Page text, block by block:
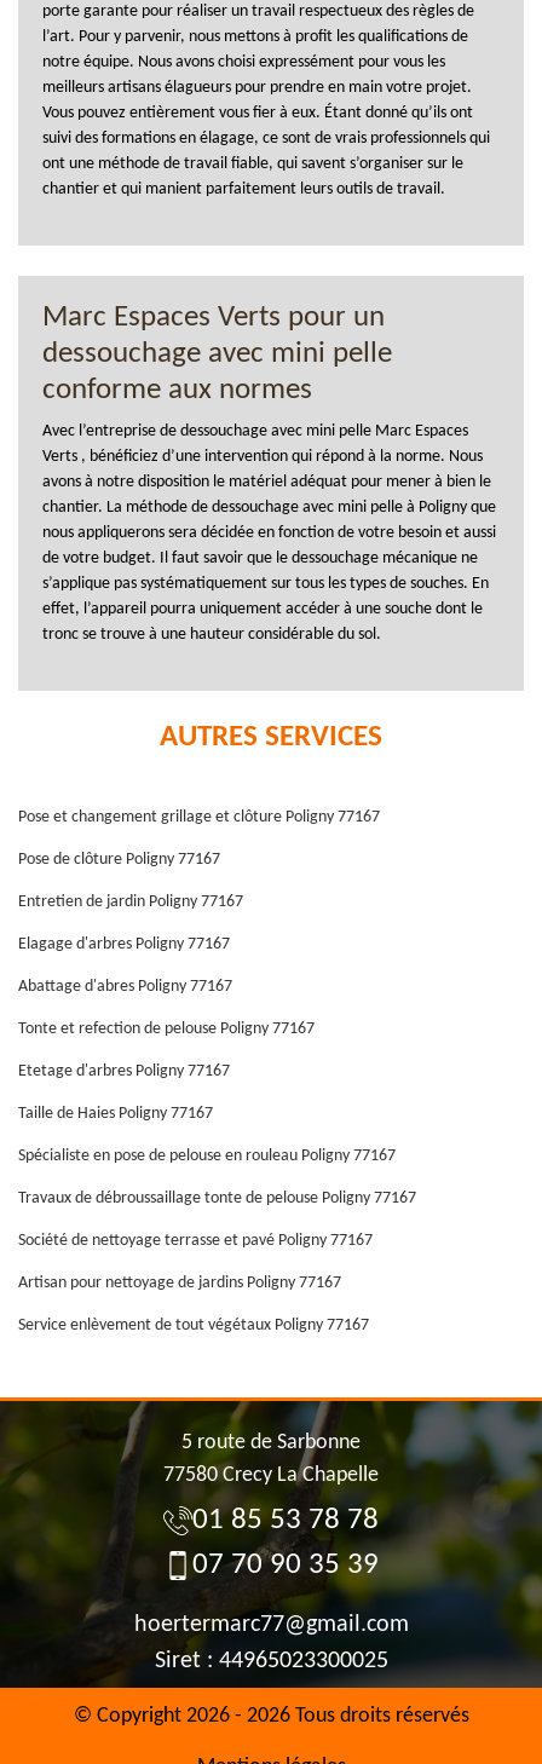
porte garante pour réaliser un travail respectueux des règles de
l’art. Pour y parvenir, nous mettons à profit les qualifications de
notre équipe. Nous avons choisi expressément pour vous les
meilleurs artisans élagueurs pour prendre en main votre projet.
Vous pouvez entièrement vous fier à eux. Étant donné qu’ils ont
suivi des formations en élagage, ce sont de vrais professionnels qui
ont une méthode de travail fiable, qui savent s’organiser sur le
chantier et qui manient parfaitement leurs outils de travail.
Marc Espaces Verts pour un
dessouchage avec mini pelle
conforme aux normes
Avec l’entreprise de dessouchage avec mini pelle Marc Espaces
Verts , bénéficiez d’une intervention qui répond à la norme. Nous
avons à notre disposition le matériel adéquat pour mener à bien le
chantier. La méthode de dessouchage avec mini pelle à Poligny que
nous appliquerons sera décidée en fonction de votre besoin et aussi
de votre budget. Il faut savoir que le dessouchage mécanique ne
s’applique pas systématiquement sur tous les types de souches. En
effet, l’appareil pourra uniquement accéder à une souche dont le
tronc se trouve à une hauteur considérable du sol.
AUTRES SERVICES
Pose et changement grillage et clôture Poligny 77167
Pose de clôture Poligny 77167
Entretien de jardin Poligny 77167
Elagage d'arbres Poligny 77167
Abattage d'abres Poligny 77167
Tonte et refection de pelouse Poligny 77167
Etetage d'arbres Poligny 77167
Taille de Haies Poligny 77167
Spécialiste en pose de pelouse en rouleau Poligny 77167
Travaux de débroussaillage tonte de pelouse Poligny 77167
Société de nettoyage terrasse et pavé Poligny 77167
Artisan pour nettoyage de jardins Poligny 77167
Service enlèvement de tout végétaux Poligny 77167
5 route de Sarbonne
77580 Crecy La Chapelle
01 85 53 78 78
07 70 90 35 39
hoertermarc77@gmail.com
Siret : 44965023300025
© Copyright 2026 - 2026 Tous droits réservés